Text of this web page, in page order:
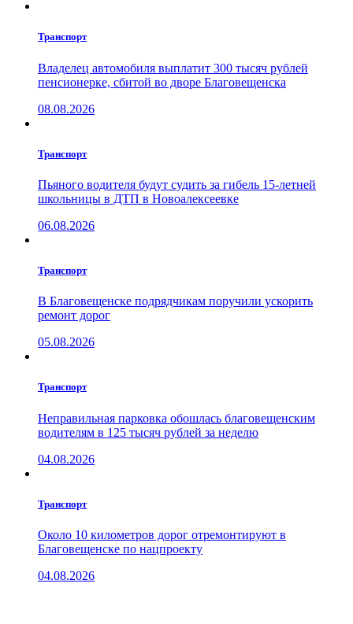
Транспорт
Владелец автомобиля выплатит 300 тысяч рублей
пенсионерке, сбитой во дворе Благовещенска
08.08.2026
Транспорт
Пьяного водителя будут судить за гибель 15-летней
школьницы в ДТП в Новоалексеевке
06.08.2026
Транспорт
В Благовещенске подрядчикам поручили ускорить
ремонт дорог
05.08.2026
Транспорт
Неправильная парковка обошлась благовещенским
водителям в 125 тысяч рублей за неделю
04.08.2026
Транспорт
Около 10 километров дорог отремонтируют в
Благовещенске по нацпроекту
04.08.2026